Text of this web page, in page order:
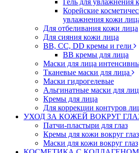
Корейские
увлажнения кожи
Для отбеливания кожи лица
Для сияния кожи лица
BB, CC, DD кремы и гели
BB кремы для лица
Маски для лица
Тканевые маски для лица
Маски гидрогелевые
Альгинатные маски для
Кремы для лица
Для коррекции контуров
УХОД ЗА КОЖЕЙ ВОКРУГ
Патчи-пластыри для глаз
Кремы для кожи вокруг глаз
Маски для кожи вокруг глаз